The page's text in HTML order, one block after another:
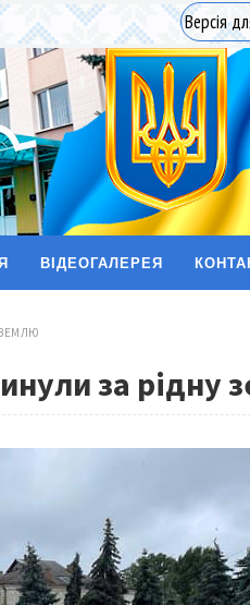
Версія
ВІДЕОГАЛЕРЕЯ
за рідну